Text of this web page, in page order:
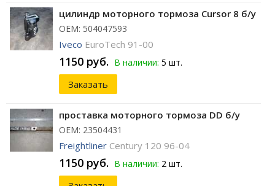
цилиндр моторного тормоза Cursor 8 б/у
ОЕМ: 504047593
Iveco EuroTech 91-00
1150 руб. В наличии: 5 шт.
Заказать
проставка моторного тормоза DD б/у
ОЕМ: 23504431
Freightliner Century 120 96-04
1150 руб. В наличии: 2 шт.